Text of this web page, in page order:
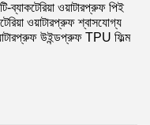
ব্যাকটেরিয়া ওয়াটারপ্রুফ পিই
ওয়াটারপ্রুফ শ্বাসযোগ্য
উইন্ডপ্রুফ TPU ফিল্ম